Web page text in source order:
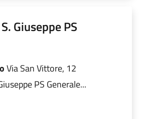
Giuseppe PS
Via San Vittore, 12
PS Generale...